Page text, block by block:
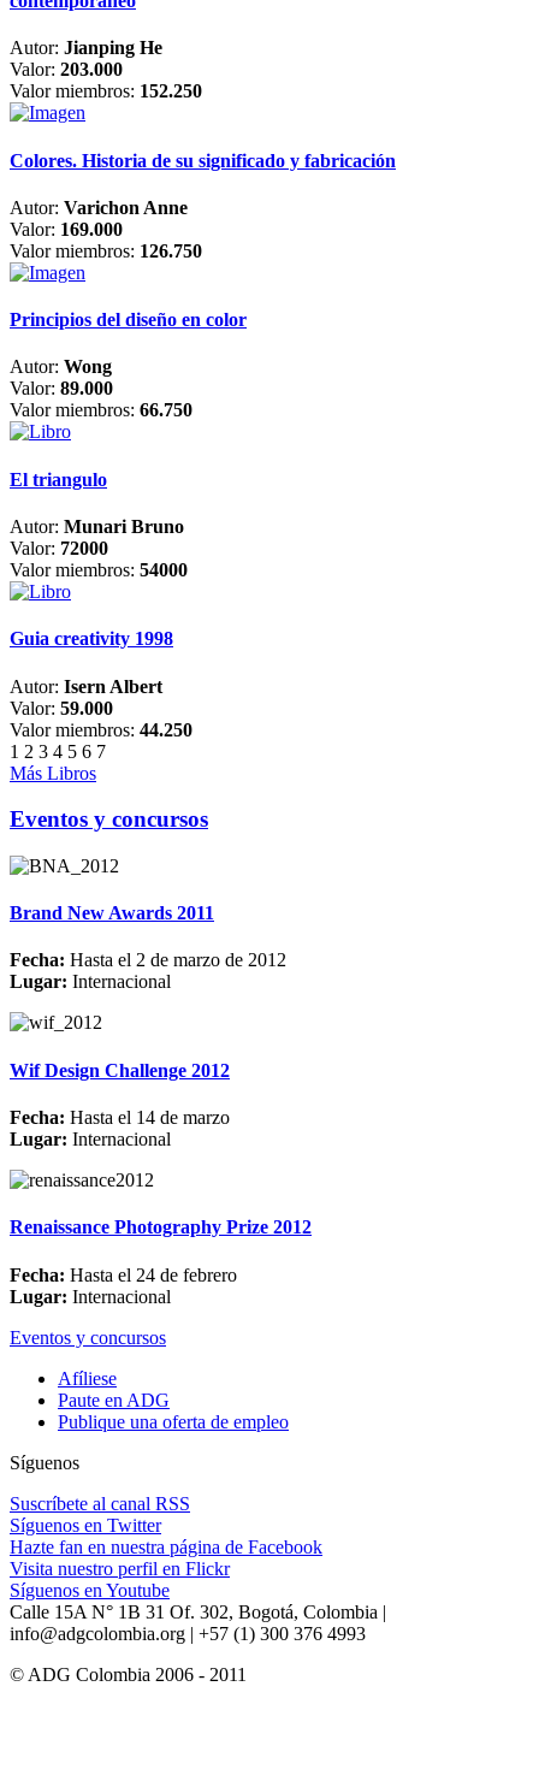
Autor: Jianping He
Valor: 203.000
Valor miembros: 152.250
Colores. Historia de su significado y fabricación
Autor: Varichon Anne
Valor: 169.000
Valor miembros: 126.750
Principios del diseño en color
Autor: Wong
Valor: 89.000
Valor miembros: 66.750
El triangulo
Autor: Munari Bruno
Valor: 72000
Valor miembros: 54000
Guia creativity 1998
Autor: Isern Albert
Valor: 59.000
Valor miembros: 44.250
1 2 3 4 5 6 7
Más Libros
Eventos y concursos
Brand New Awards 2011
Fecha: Hasta el 2 de marzo de 2012
Lugar: Internacional
Wif Design Challenge 2012
Fecha: Hasta el 14 de marzo
Lugar: Internacional
Renaissance Photography Prize 2012
Fecha: Hasta el 24 de febrero
Lugar: Internacional
Eventos y concursos
Afíliese
Paute en ADG
Publique una oferta de empleo
Síguenos
Suscríbete al canal RSS
Síguenos en Twitter
Hazte fan en nuestra página de Facebook
Visita nuestro perfil en Flickr
Síguenos en Youtube
Calle 15A N° 1B 31 Of. 302, Bogotá, Colombia |
info@adgcolombia.org | +57 (1) 300 376 4993
© ADG Colombia 2006 - 2011